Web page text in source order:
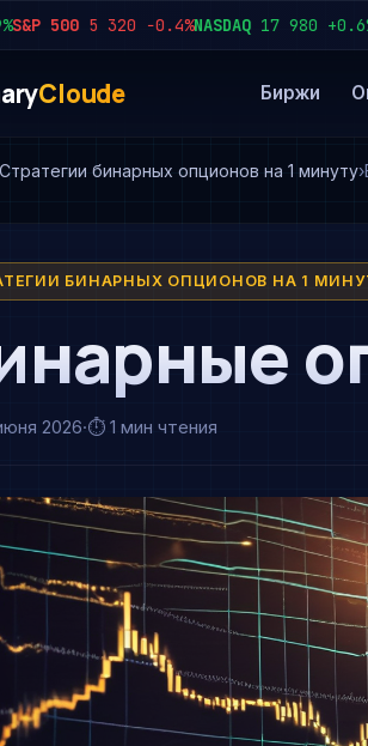
5 320 −0.4% NASDAQ 17 980 +0.6% USD/
Cloude Биржи
Стратегии бинарных опционов на 1 минуту
БИНАРНЫХ ОПЦИОНОВ НА 1
2026·⏱ 1 мин чтения